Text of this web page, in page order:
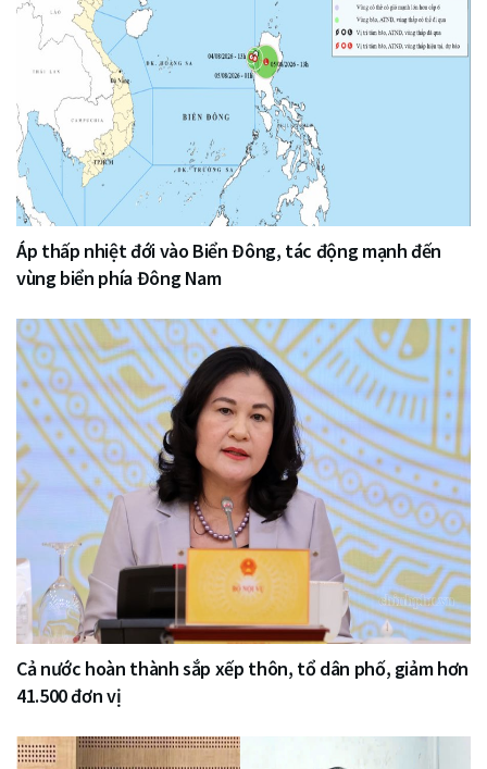
Áp thấp nhiệt đới vào Biển Đông, tác động mạnh đến
vùng biển phía Đông Nam
Cả nước hoàn thành sắp xếp thôn, tổ dân phố, giảm hơn
41.500 đơn vị